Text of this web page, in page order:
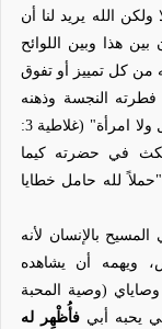
الله يريد لنا أن
هذا وبين اللوائح
من كل تمييز أو تفوق
النجسة وذهنه
الترابي الدنس، إذ أنه " لم يَعُدْ في المسيح لا رجل ولا امرأة" (غلاطية 3:
لله حامل خطايا
(كولوسي 1: 17). يرتقي المسيح بالإنسان لأنه
ويهمه أن يشاهده
وصاياي (وصية المحبة
يحبه أبيفأُظْهِر له